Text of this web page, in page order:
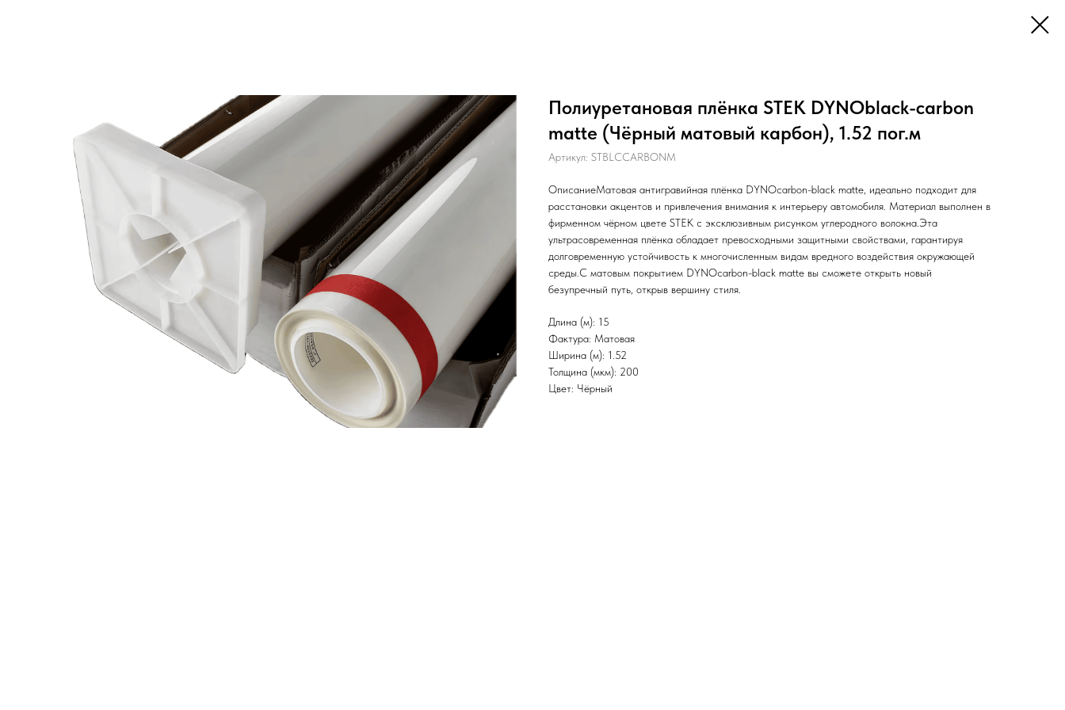
Полиуретановая плёнка STEK DYNOblack-carbon
matte (Чёрный матовый карбон), 1.52 пог.м
Артикул: STBLCCARBONM
ОписаниеМатовая антигравийная плёнка DYNOcarbon-black matte, идеально подходит для
расстановки акцентов и привлечения внимания к интерьеру автомобиля. Материал выполнен в
фирменном чёрном цвете STEK с эксклюзивным рисунком углеродного волокна.Эта
ультрасовременная плёнка обладает превосходными защитными свойствами, гарантируя
долговременную устойчивость к многочисленным видам вредного воздействия окружающей
среды.С матовым покрытием DYNOcarbon-black matte вы сможете открыть новый
безупречный путь, открыв вершину стиля.
Длина (м): 15
Фактура: Матовая
Ширина (м): 1.52
Толщина (мкм): 200
Цвет: Чёрный